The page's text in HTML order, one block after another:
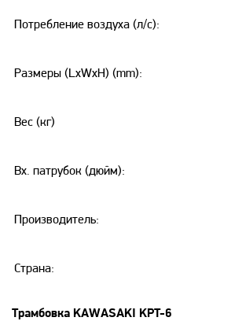
Потребление воздуха (л/с):
Размеры (LxWxH) (mm):
Вес (кг)
Вх. патрубок (дюйм):
Производитель:
Страна:
Трамбовка KAWASAKI KPT-6